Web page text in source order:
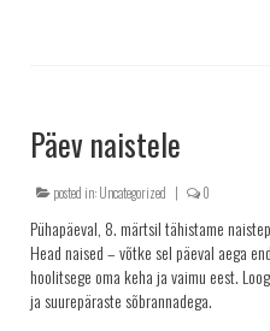
Päev naistele
posted in:Uncategorized | 0
Pühapäeval, 8. märtsil tähistame
Head naised – võtke sel päeval aega
hoolitsege oma keha ja vaimu eest.
ja suurepäraste sõbrannadega.